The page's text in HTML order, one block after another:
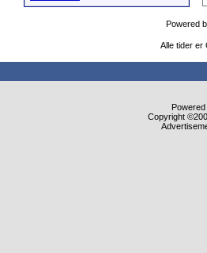
Powered
Alle tider er
Copyright